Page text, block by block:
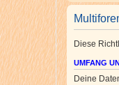
Diese
UMFANG
Deine